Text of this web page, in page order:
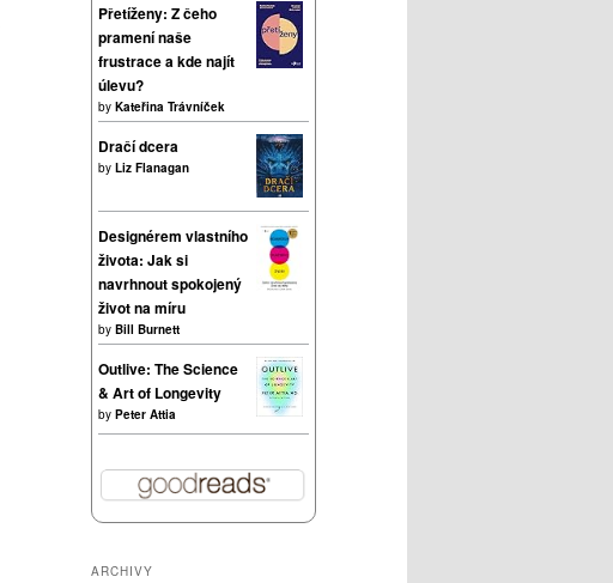
Přetíženy: Z čeho
pramení naše
frustrace a kde najít
úlevu?
by Kateřina Trávníček
Dračí dcera
by Liz Flanagan
Designérem vlastního
života: Jak si
navrhnout spokojený
život na míru
by Bill Burnett
Outlive: The Science
& Art of Longevity
by Peter Attia
ARCHIVY